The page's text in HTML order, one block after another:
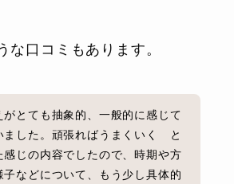
な口コミもあります。
がとても抽象的、一般的に感じて
ました。頑張ればうまくいく と
感じの内容でしたので、時期や方
子などについて、もう少し具体的